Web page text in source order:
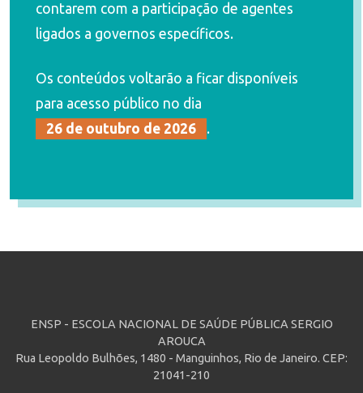
contarem com a participação de agentes
ligados a governos específicos.
Os conteúdos voltarão a ficar disponíveis
para acesso público no dia
26 de outubro de 2026
.
ENSP - ESCOLA NACIONAL DE SAÚDE PÚBLICA SERGIO
AROUCA
Rua Leopoldo Bulhões, 1480 - Manguinhos, Rio de Janeiro. CEP:
21041-210